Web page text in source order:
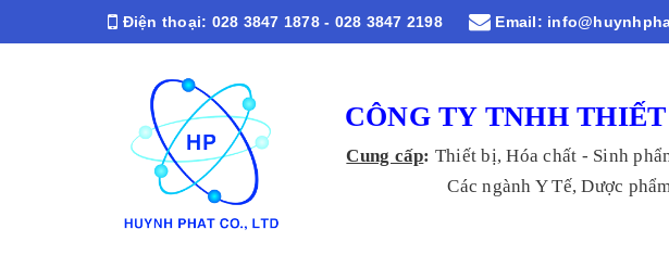
Điện thoại: 028 3847 1878 - 028 3847 2198 Email:
CÔNG TY TNHH
Cung cấp: Thiết bị, Hóa chất - Sinh
Các ngành Y Tế, Dược phẩm,